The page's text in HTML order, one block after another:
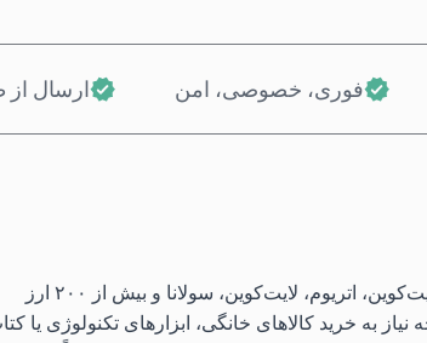
فوری، خصوصی، امن ارسال از
با استفاده از محبوب‌ترین کارت‌های هدیه ما، می‌توانید طیف گسترده‌ای از کالاهای روزمره را با استفاده از بیت‌کوین، اتریوم، لایت‌کوین، سولانا و بیش از ۲۰۰ ارز
به خرید کالاهای خانگی، ابزارهای تکنولوژی یا